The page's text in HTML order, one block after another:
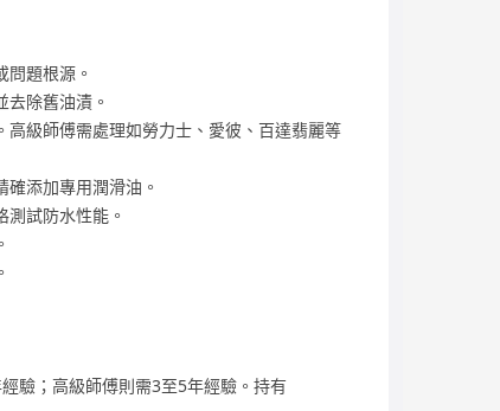
問題根源。
去除舊油漬。
高級師傅需處理如勞力士、愛彼、百達翡麗等
添加專用潤滑油。
測試防水性能。
驗；高級師傅則需3至5年經驗。持有